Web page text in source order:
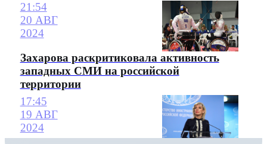
21:54
20 АВГ
2024
Захарова раскритиковала активность
западных СМИ на российской
территории
17:45
19 АВГ
2024